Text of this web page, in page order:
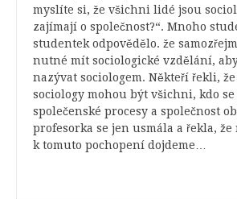
myslíte si, že všichni lidé jsou
zajímají o společnost?“. Mnoho
studentek odpovědělo. že
nutné mít sociologické vzdělání,
nazývat sociologem. Někteří řekli,
sociology mohou být všichni, kdo
společenské procesy a společnost
profesorka se jen usmála a řekla,
k tomuto pochopení dojdeme…